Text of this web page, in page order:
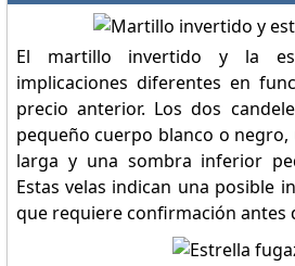
El martillo invertido y la
implicaciones diferentes en
precio anterior. Los dos
pequeño cuerpo blanco o
larga y una sombra inferior
Estas velas indican una posible
que requiere confirmación antes